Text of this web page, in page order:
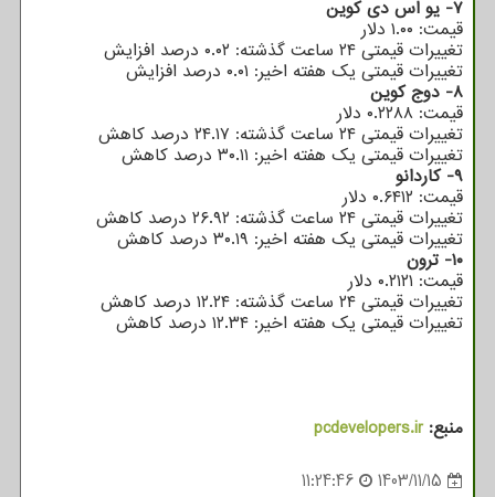
۷- یو اس دی کوین
قیمت: ۱.۰۰ دلار
تغییرات قیمتی ۲۴ ساعت گذشته: ۰.۰۲ درصد افزایش
تغییرات قیمتی یک هفته اخیر: ۰.۰۱ درصد افزایش
۸- دوج کوین
قیمت: ۰.۲۲۸۸ دلار
تغییرات قیمتی ۲۴ ساعت گذشته: ۲۴.۱۷ درصد کاهش
تغییرات قیمتی یک هفته اخیر: ۳۰.۱۱ درصد کاهش
۹- کاردانو
قیمت: ۰.۶۴۱۲ دلار
تغییرات قیمتی ۲۴ ساعت گذشته: ۲۶.۹۲ درصد کاهش
تغییرات قیمتی یک هفته اخیر: ۳۰.۱۹ درصد کاهش
۱۰- ترون
قیمت: ۰.۲۱۲۱ دلار
تغییرات قیمتی ۲۴ ساعت گذشته: ۱۲.۲۴ درصد کاهش
تغییرات قیمتی یک هفته اخیر: ۱۲.۳۴ درصد کاهش
منبع:pcdevelopers.ir
1403/11/15
11:24:46